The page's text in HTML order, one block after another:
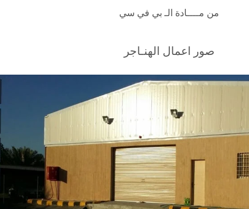
من مــــادة الـ بي في سي
صور اعمال الهنـاجر